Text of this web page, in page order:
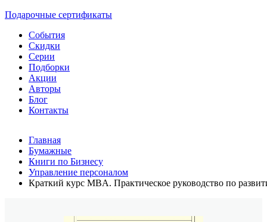
Подарочные сертификаты
События
Скидки
Серии
Подборки
Акции
Авторы
Блог
Контакты
Главная
Бумажные
Книги по Бизнесу
Управление персоналом
Краткий курс MBA. Практическое руководство по